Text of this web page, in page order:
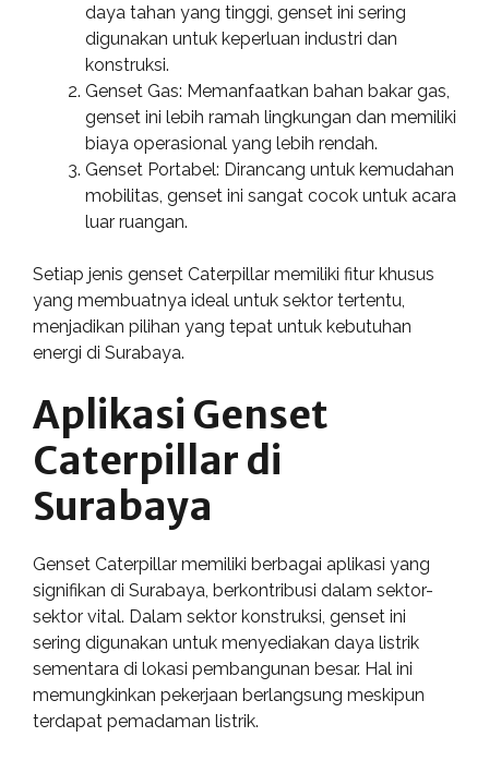
daya tahan yang tinggi, genset ini sering
digunakan untuk keperluan industri dan
konstruksi.
Genset Gas: Memanfaatkan bahan bakar gas,
genset ini lebih ramah lingkungan dan memiliki
biaya operasional yang lebih rendah.
Genset Portabel: Dirancang untuk kemudahan
mobilitas, genset ini sangat cocok untuk acara
luar ruangan.
Setiap jenis genset Caterpillar memiliki fitur khusus
yang membuatnya ideal untuk sektor tertentu,
menjadikan pilihan yang tepat untuk kebutuhan
energi di Surabaya.
Aplikasi Genset
Caterpillar di
Surabaya
Genset Caterpillar memiliki berbagai aplikasi yang
signifikan di Surabaya, berkontribusi dalam sektor-
sektor vital. Dalam sektor konstruksi, genset ini
sering digunakan untuk menyediakan daya listrik
sementara di lokasi pembangunan besar. Hal ini
memungkinkan pekerjaan berlangsung meskipun
terdapat pemadaman listrik.